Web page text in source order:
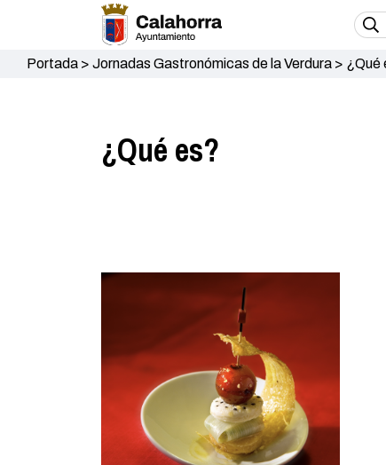
Portada> Jornadas Gastronómicas de la Verdura> ¿Qué
¿Qué es?